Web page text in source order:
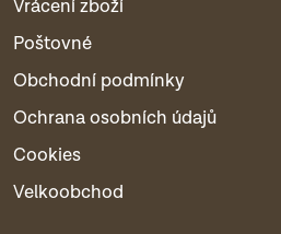
Vrácení zboží
Poštovné
Obchodní podmínky
Ochrana osobních údajů
Cookies
Velkoobchod